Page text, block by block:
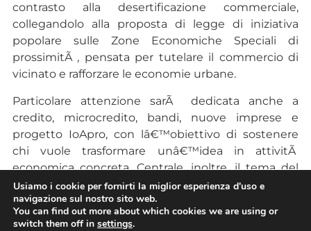
contrasto alla desertificazione commerciale,
collegandolo alla proposta di legge di iniziativa
popolare sulle Zone Economiche Speciali di
prossimitÃ , pensata per tutelare il commercio di
vicinato e rafforzare le economie urbane.
Particolare attenzione sarÃ dedicata anche a
credito, microcredito, bandi, nuove imprese e
progetto IoApro, con lâ€™obiettivo di sostenere
chi vuole trasformare unâ€™idea in attivitÃ
economica concreta. Centrale, inoltre, il tema del
lavoro: reperimento del personale, formazione,
qualitÃ della contrattazione e contrasto al
dumping contrattuale saranno tra i dossier prioritari
Usiamo i cookie per fornirti la miglior esperienza d'uso e
navigazione sul nostro sito web.
You can find out more about which cookies we are using or
switch them off in settings.